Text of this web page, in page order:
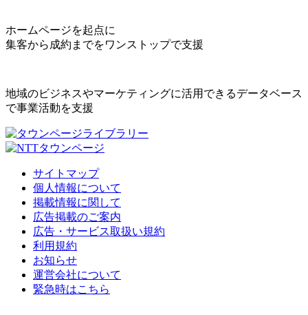
ホームページを起点に
集客から成約までをワンストップで支援
地域のビジネスやマーケティングに活用できるデータベース
で事業活動を支援
サイトマップ
個人情報について
掲載情報に関して
広告掲載のご案内
広告・サービス取扱い規約
利用規約
お知らせ
運営会社について
緊急時はこちら